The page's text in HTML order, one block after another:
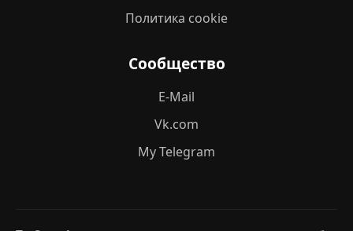
Политика cookie
Сообщество
E-Mail
Vk.com
My Telegram